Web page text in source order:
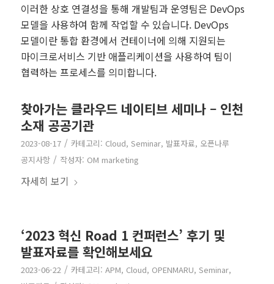
이러한 상호 연결성을 통해 개발팀과 운영팀은 DevOps
모델을 사용하여 함께 작업할 수 있습니다. DevOps
모델이란 통합 환경에서 컨테이너에 의해 지원되는
마이크로서비스 기반 애플리케이션을 사용하여 팀이
협력하는 프로세스를 의미합니다.
찾아가는 클라우드 네이티브 세미나 – 인천
소재 공공기관
2023-08-17 / 카테고리: Cloud, Seminar, 발표자료, 오픈나루
공지사항 / 작성자: OM marketing
자세히 보기
‘2023 혁신 Road 1 컨퍼런스’ 후기 및
발표자료를 확인해보세요
2023-06-22 / 카테고리: APM, Cloud, OPENMARU, Seminar,